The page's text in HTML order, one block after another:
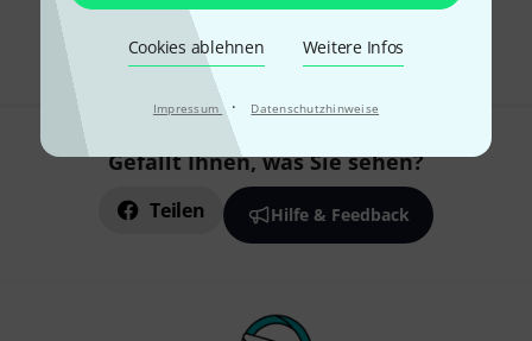
Cookies ablehnen Weitere Infos
Impressum · Datenschutzhinweise
Gefällt Ihnen, was Sie sehen?
Teilen Hilfe & Feedback